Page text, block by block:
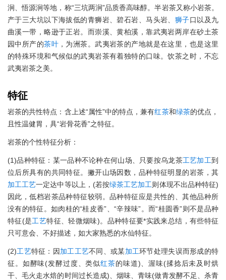
涧、悟源涧等地，称“三坑两涧”品质香高味醇。半岩茶又称小岩茶。
产于三大坑以下海拔低的青狮岩、碧石岩、马头岩、 狮子口以及九
曲溪一带，略逊于正岩。而崇溪、黄柏溪，靠武夷岩两岸在砂土茶
园中所产的茶叶 ，为洲茶。武夷岩茶的产地就是在这里，也是这里
的特殊环境和气候似的武夷岩茶有着独特的口味。饮茶之时，不忘
武夷岩茶之美。
特征
岩茶的共性特点：含上述“属性”中的特点，兼有红茶和绿茶的优点，
且性温健胃，具“岩骨花香”之特征。
岩茶的个性特征分析：
(1)品种特征：某一品种不论种在何山场、只要按乌龙茶工艺加工到
位后所具有的共同特征。撇开山场因数，品种特征明显的岩茶，其
加工工艺一定达中等以上，(若按绿茶工艺加工则体现不出品种特征)
因此，低档岩茶品种特征较弱。品种特征应是共性的、其他品种所
没有的特征。如肉桂的“桂皮香”、“辛辣味”。而“桂圆香”则不是品种
特征(是工艺特征、轻微烟味)。品种特征要*实践来总结，有些特征
只可意会、不好描述，如大家熟悉的水仙特征。
(2)工艺特征：因加工工艺不同、或某加工环节处理失误而形成的特
征。如酵味(发酵过度、类似红茶的味道)、渥味(揉捻后未及时烘
干、毛火走水焙的时间过长造成)、烟味、青味(做青发酵不足、杀青